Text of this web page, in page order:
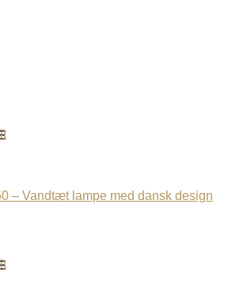
– Vandtæt lampe med dansk design